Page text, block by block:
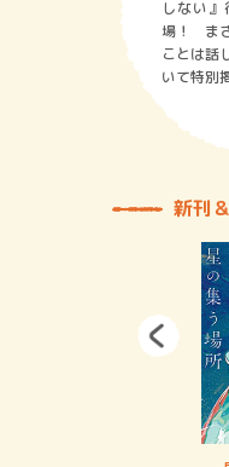
しない
場！ ま
ことは話
いて特別
新刊